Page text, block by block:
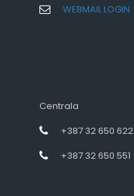
WEBMAIL LOGIN
Centrala
+387 32 650 622
+387 32 650 551